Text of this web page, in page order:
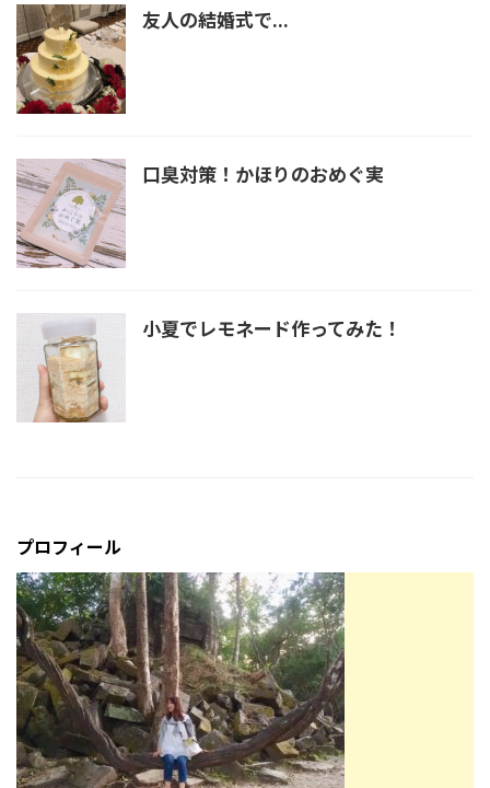
友人の結婚式で...
口臭対策！かほりのおめぐ実
小夏でレモネード作ってみた！
プロフィール